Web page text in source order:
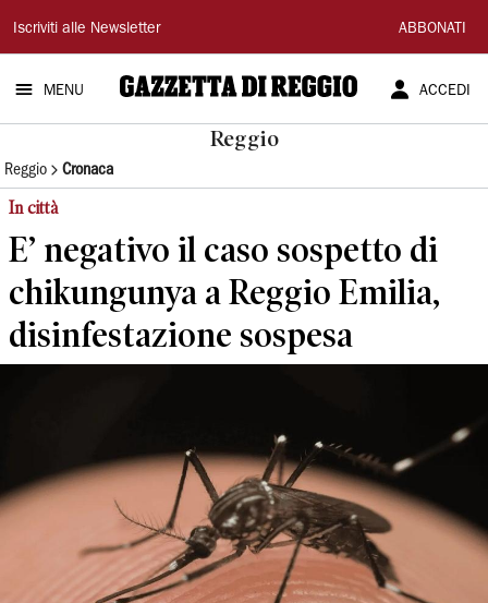
Gazzetta
di
Reggio
Iscriviti alle Newsletter ABBONATI
MENU ACCEDI
Reggio
Reggio Cronaca
In città
E’ negativo il caso sospetto di
chikungunya a Reggio Emilia,
disinfestazione sospesa